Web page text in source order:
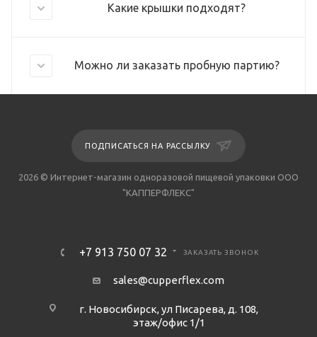
Какие крышки подходят?
Можно ли заказать пробную партию?
ПОДПИСАТЬСЯ НА РАССЫЛКУ
2026 © Интернет-магазин одноразовой пищевой упаковки ООО
"КАППЕРФЛЕКС"
+7 913 750 07 32 ЗАКАЗАТЬ ЗВОНОК
sales@cupperflex.com
г. Новосибирск, ул Писарева, д. 108,
этаж/офис 1/1